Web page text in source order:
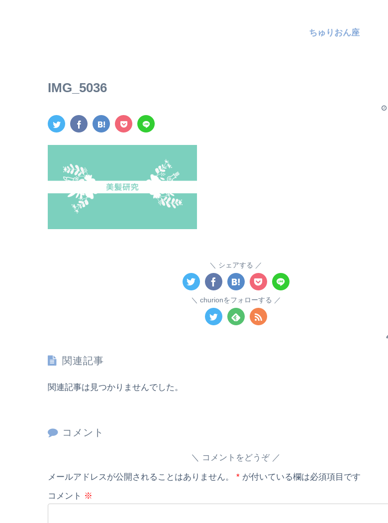
ちゅりおん座
IMG_5036
シェアする
churionをフォローする
関連記事
関連記事は見つかりませんでした。
コメント
コメントをどうぞ
メールアドレスが公開されることはありません。 * が付いている欄は必須項目です
コメント ※